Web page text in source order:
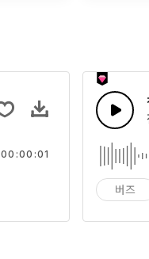
00:00:01
버즈